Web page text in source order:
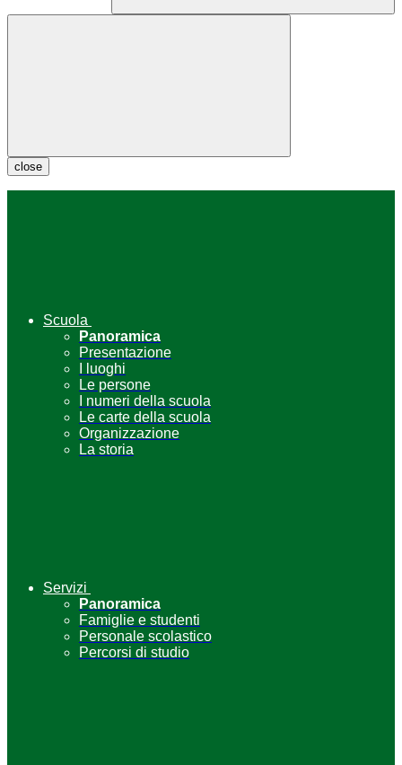
close
Scuola
Panoramica
Presentazione
I luoghi
Le persone
I numeri della scuola
Le carte della scuola
Organizzazione
La storia
Servizi
Panoramica
Famiglie e studenti
Personale scolastico
Percorsi di studio